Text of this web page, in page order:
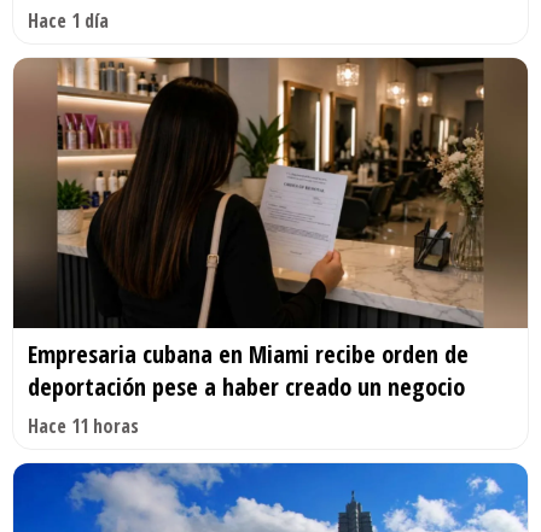
Hace 1 día
Empresaria cubana en Miami recibe orden de
deportación pese a haber creado un negocio
Hace 11 horas